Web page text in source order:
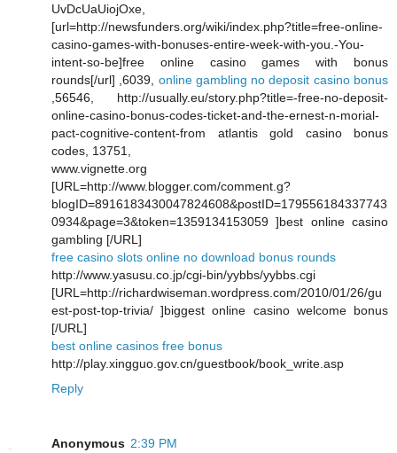
UvDcUaUiojOxe,
[url=http://newsfunders.org/wiki/index.php?title=free-online-
casino-games-with-bonuses-entire-week-with-you.-You-
intent-so-be]free online casino games with bonus
rounds[/url] ,6039, online gambling no deposit casino bonus
,56546, http://usually.eu/story.php?title=-free-no-deposit-
online-casino-bonus-codes-ticket-and-the-ernest-n-morial-
pact-cognitive-content-from atlantis gold casino bonus
codes, 13751,
www.vignette.org
[URL=http://www.blogger.com/comment.g?
blogID=8916183430047824608&postID=179556184337743
0934&page=3&token=1359134153059 ]best online casino
gambling [/URL]
free casino slots online no download bonus rounds
http://www.yasusu.co.jp/cgi-bin/yybbs/yybbs.cgi
[URL=http://richardwiseman.wordpress.com/2010/01/26/gu
est-post-top-trivia/ ]biggest online casino welcome bonus
[/URL]
best online casinos free bonus
http://play.xingguo.gov.cn/guestbook/book_write.asp
Reply
Anonymous 2:39 PM